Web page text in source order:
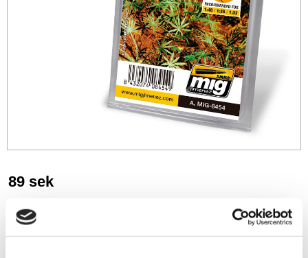
89 sek
-